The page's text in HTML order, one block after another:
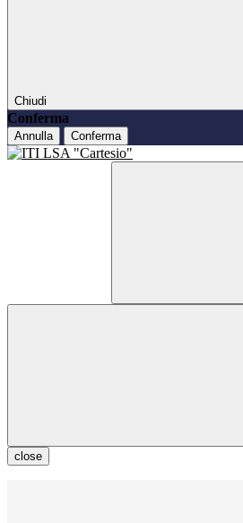
Chiudi
Conferma
Annulla Conferma
close